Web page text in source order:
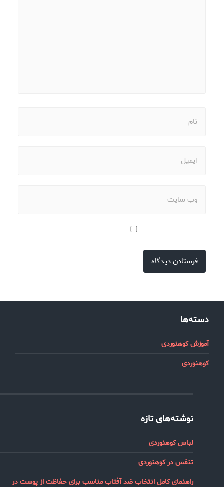
دسته‌ها
آموزش کوهنوردی
کوهنوردی
نوشته‌های تازه
لباس کوهنوردی
تنفس در کوهنوردی
راهنمای کامل انتخاب ضد آفتاب مناسب برای حفاظت از پوست در